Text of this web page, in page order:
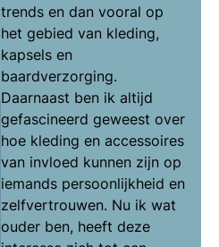
trends en dan vooral op
het gebied van kleding,
kapsels en
baardverzorging.
Daarnaast ben ik altijd
gefascineerd geweest over
hoe kleding en accessoires
van invloed kunnen zijn op
iemands persoonlijkheid en
zelfvertrouwen. Nu ik wat
ouder ben, heeft deze